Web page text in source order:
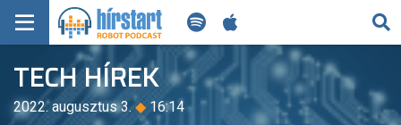
KERESÉS
KEZDŐLAP
FRISS HÍREK
TECH HÍREK
2022. augusztus 3.◆ 16:14